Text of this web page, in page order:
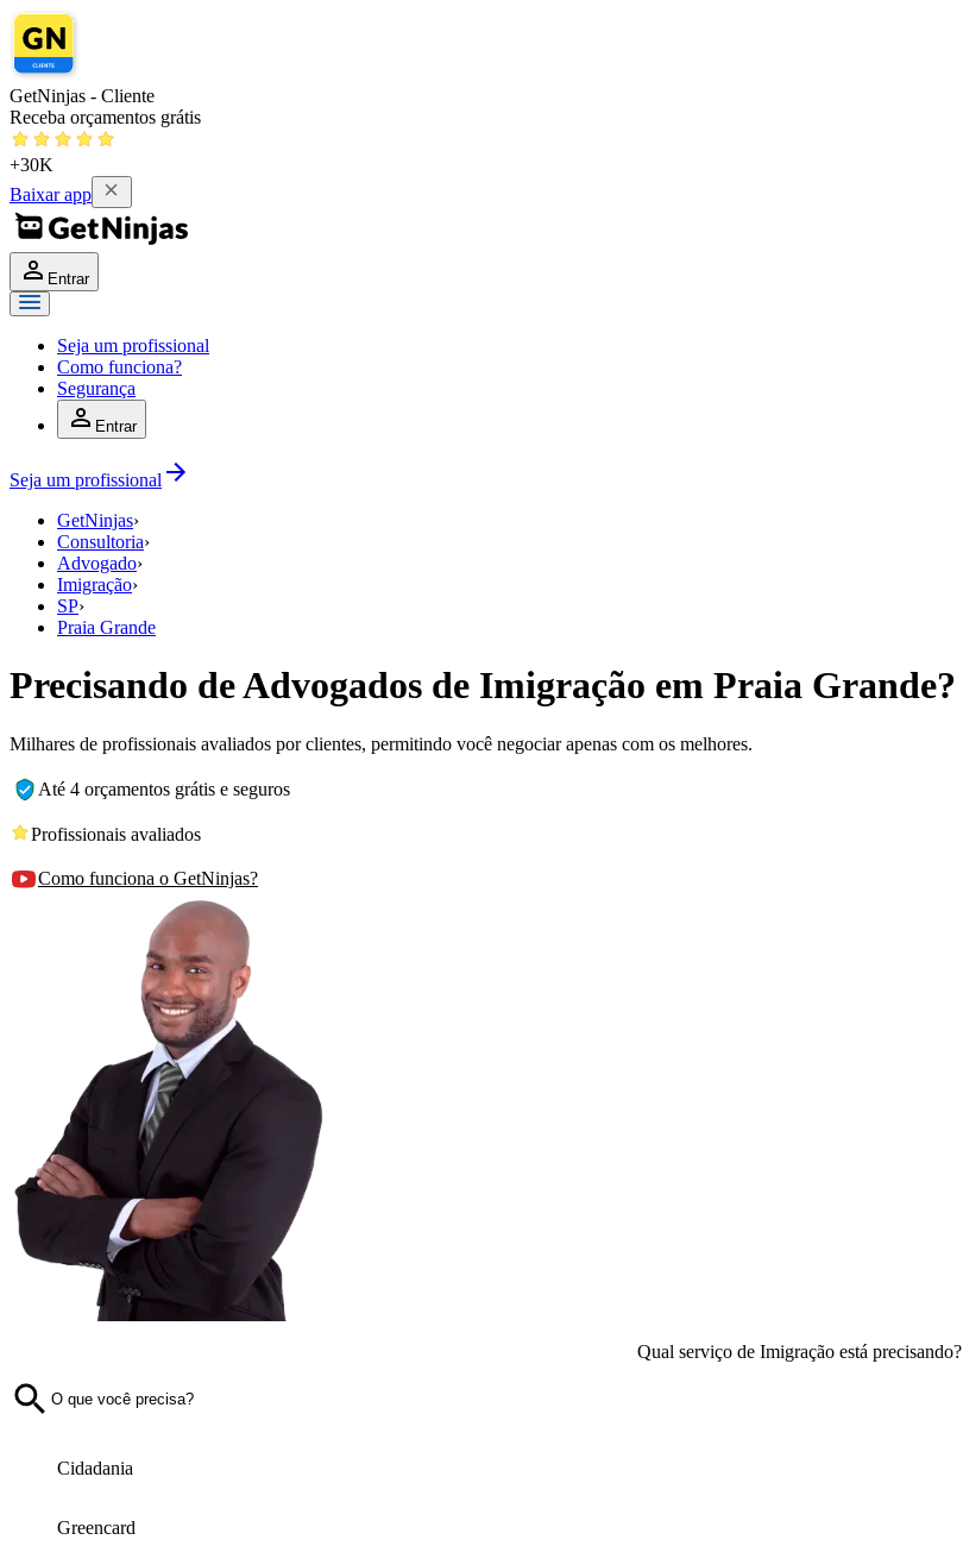
GetNinjas - Cliente
Receba orçamentos grátis
+30K
Baixar app
Entrar
Seja um profissional
Como funciona?
Segurança
Entrar
Seja um profissional
GetNinjas›
Consultoria›
Advogado›
Imigração›
SP›
Praia Grande
Precisando de Advogados de Imigração em Praia Grande?
Milhares de profissionais avaliados por clientes, permitindo você negociar apenas com os melhores.
Até 4 orçamentos grátis e seguros
Profissionais avaliados
Como funciona o GetNinjas?
Qual serviço de Imigração está precisando?
Cidadania
Greencard